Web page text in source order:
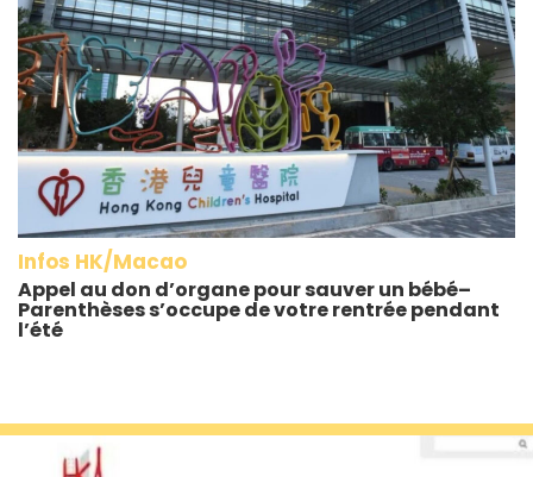
Infos HK/Macao
Appel au don d’organe pour sauver un bébé–
Parenthèses s’occupe de votre rentrée pendant
l’été